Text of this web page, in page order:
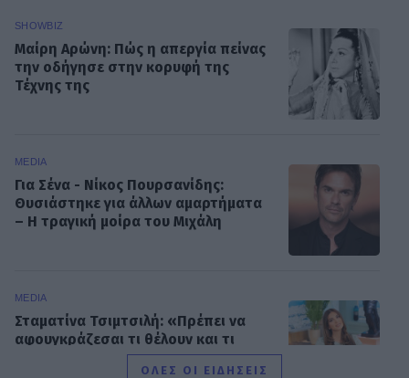
SHOWBIZ
Μαίρη Αρώνη: Πώς η απεργία πείνας
την οδήγησε στην κορυφή της
Τέχνης της
MEDIA
Για Σένα - Νίκος Πουρσανίδης:
Θυσιάστηκε για άλλων αμαρτήματα
– Η τραγική μοίρα του Μιχάλη
MEDIA
Σταματίνα Τσιμτσιλή: «Πρέπει να
αφουγκράζεσαι τι θέλουν και τι
ψάχνουν οι τηλεθεατές»
ΟΛΕΣ ΟΙ ΕΙΔΗΣΕΙΣ